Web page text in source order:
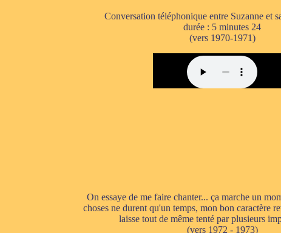
Conversation téléphonique entre Suzanne et
durée : 5 minutes 24
(vers 1970-1971)
On essaye de me faire chanter... ça marche un
choses ne durent qu'un temps, mon bon caractère
laisse tout de même tenté par plusieurs
(vers 1972 - 1973)